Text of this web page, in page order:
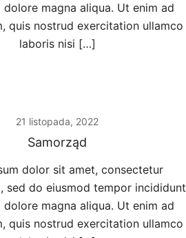
magna aliqua. Ut enim ad
quis nostrud exercitation ullamco
laboris nisi […]
21 listopada, 2022
Samorząd
dolor sit amet, consectetur
sed do eiusmod tempor incididunt
magna aliqua. Ut enim ad
quis nostrud exercitation ullamco